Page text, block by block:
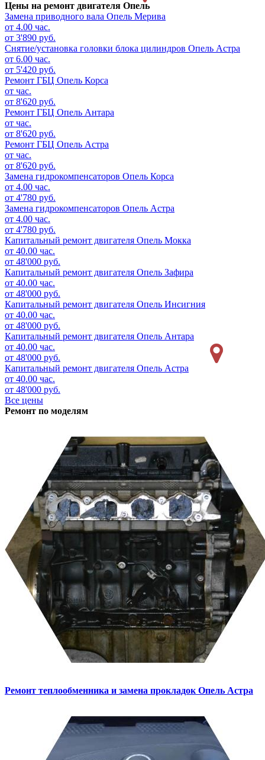
Цены на ремонт двигателя Опель
Замена приводного вала Опель Мерива
от 4.00 час.
от 3'890 руб.
Снятие/установка головки блока цилиндров Опель Астра
от 6.00 час.
от 5'420 руб.
Ремонт ГБЦ Опель Корса
от час.
от 8'620 руб.
Ремонт ГБЦ Опель Антара
от час.
от 8'620 руб.
Ремонт ГБЦ Опель Астра
от час.
от 8'620 руб.
Замена гидрокомпенсаторов Опель Корса
от 4.00 час.
от 4'780 руб.
Замена гидрокомпенсаторов Опель Астра
от 4.00 час.
от 4'780 руб.
Капитальный ремонт двигателя Опель Мокка
от 40.00 час.
от 48'000 руб.
Капитальный ремонт двигателя Опель Зафира
от 40.00 час.
от 48'000 руб.
Капитальный ремонт двигателя Опель Инсигния
от 40.00 час.
от 48'000 руб.
Капитальный ремонт двигателя Опель Антара
от 40.00 час.
от 48'000 руб.
Капитальный ремонт двигателя Опель Астра
от 40.00 час.
от 48'000 руб.
Все цены
Ремонт по моделям
Ремонт теплообменника и замена прокладок Опель Астра